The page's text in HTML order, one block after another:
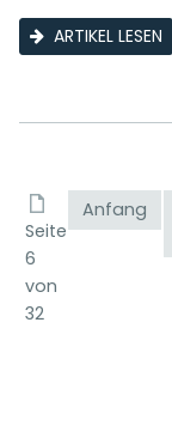
ARTIKEL LESEN
Seite
6
von
32
Anfang